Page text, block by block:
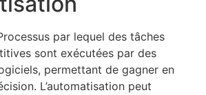
par lequel des tâches
sont exécutées par des
permettant de gagner en
L’automatisation peut